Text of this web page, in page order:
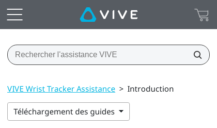
VIVE Wrist Tracker Assistance > Introduction
Téléchargement des guides